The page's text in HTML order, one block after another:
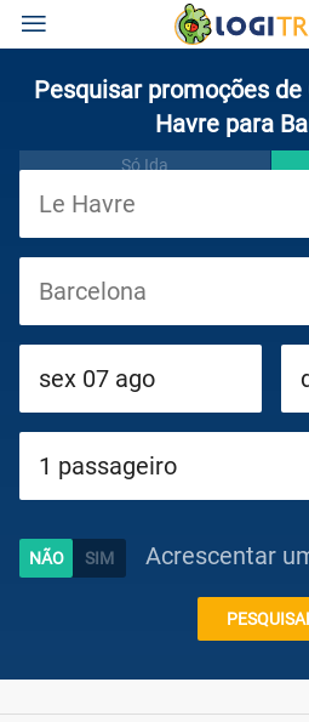
Cruzeiros
Circuitos
Caraíbas
Pesquisar promoções
Havre para
Só Ida
Acrescentar